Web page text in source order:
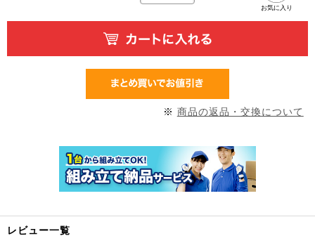
お気に入り
※ 商品の返品・交換について
レビュー一覧